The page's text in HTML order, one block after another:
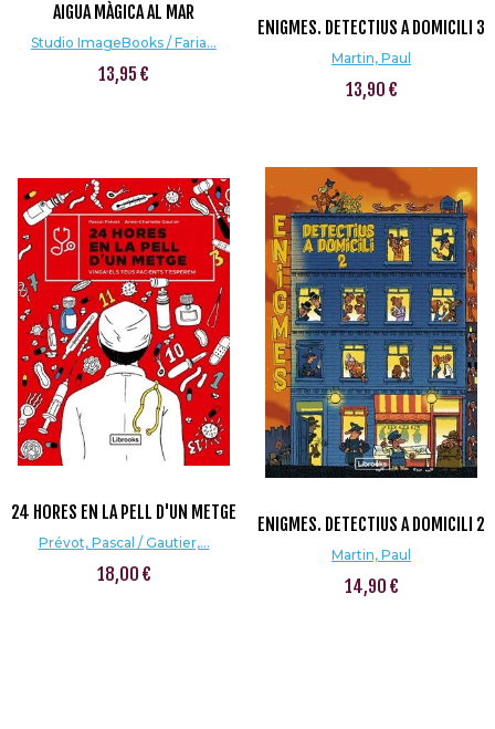
AIGUA MÀGICA AL MAR
Studio ImageBooks / Faria...
13,95 €
ENIGMES. DETECTIUS A DOMICILI 3
Martin, Paul
13,90 €
24 HORES EN LA PELL D'UN METGE
Prévot, Pascal / Gautier,...
18,00 €
ENIGMES. DETECTIUS A DOMICILI 2
Martin, Paul
14,90 €